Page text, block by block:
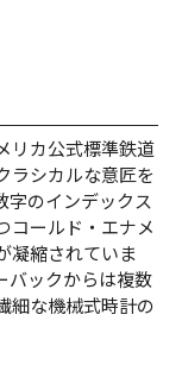
リカ公式標準鉄道
ラシカルな意匠を
字のインデックス
コールド・エナメ
凝縮されていま
バックからは複数
細な機械式時計の